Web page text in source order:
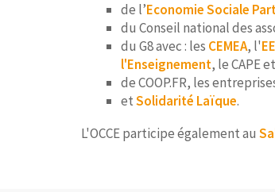
de l’Economie Sociale
du Conseil national des
du G8 avec : les CEMEA, l'
l'Enseignement, le CAPE et
de COOP.FR, les
etSolidarité Laïque.
L'OCCE participe également au